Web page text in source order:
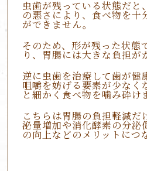
虫歯が残っている状態だと
の悪さにより、食べ物を十
ができません。
そのため、形が残った状態
り、胃腸には大きな負担が
逆に虫歯を治療して歯が健
咀嚼を妨げる要素が少なく
と細かく食べ物を噛み砕け
こちらは胃腸の負担軽減だ
泌量増加や消化酵素の分泌
の向上などのメリットにつ